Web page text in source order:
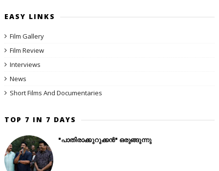
EASY LINKS
Film Gallery
Film Review
Interviews
News
Short Films And Documentaries
TOP 7 IN 7 DAYS
"പാതിരാക്കുറുക്കൻ" ഒരുങ്ങുന്നു